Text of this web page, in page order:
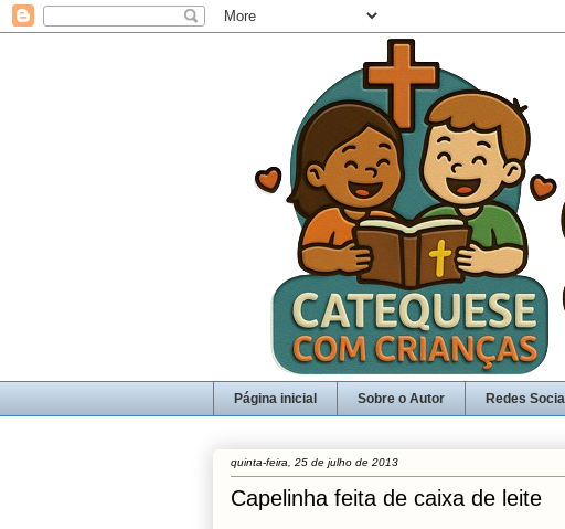
Página inicial Sobre o Autor Redes
quinta-feira, 25 de julho de 2013
Capelinha feita de caixa de leite